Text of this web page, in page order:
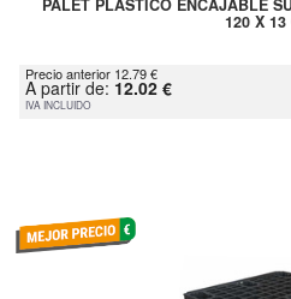
PALET PLÁSTICO ENCAJABLE
120 X 13
Precio anterior 12.79 €
A partir de: 12.02 €
IVA INCLUIDO